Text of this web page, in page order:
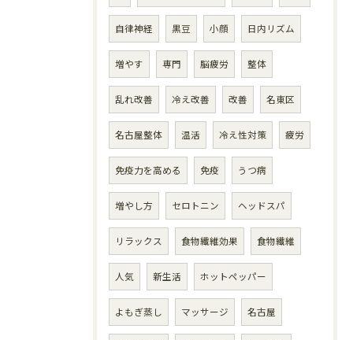
自律神経 黒豆 小顔 日内リズム
増やす 専門 脳疲労 整体
乱れ改善 冷え改善 改善 名東区
名古屋整体 温活 冷え性対策 疲労
免疫力を高める 免疫 うつ病
増やし方 セロトニン ヘッドスパ
リラックス 食物繊維効果 食物繊維
人気 新生活 ホットペッパー
よもぎ蒸し マッサージ 名古屋